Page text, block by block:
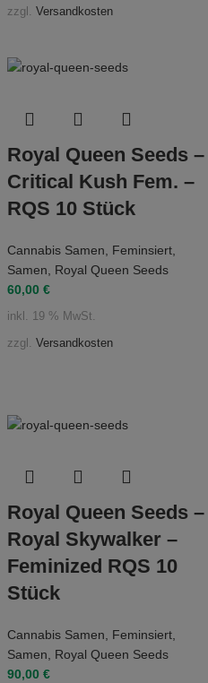
zzgl. Versandkosten
Royal Queen Seeds –
Critical Kush Fem. –
RQS 10 Stück
Cannabis Samen Feminsiert
Samen
Royal Queen Seeds
60,00 €
inkl. 19 % MwSt.
zzgl. Versandkosten
Royal Queen Seeds –
Royal Skywalker –
Feminized RQS 10
Stück
Cannabis Samen, Feminsiert,
Samen, Royal Queen Seeds
90,00 €